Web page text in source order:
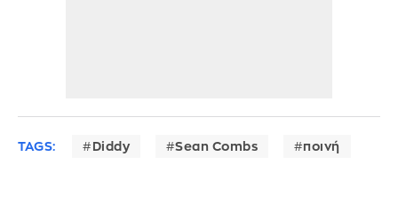
TAGS: Diddy Sean Combs ποινή